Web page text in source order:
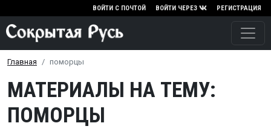
Перейти к основному
ВОЙТИ С ПОЧТОЙ ВОЙТИ ЧЕРЕЗ РЕГИСТРАЦИЯ
Главная поморцы
МАТЕРИАЛЫ НА ТЕМУ:
ПОМОРЦЫ